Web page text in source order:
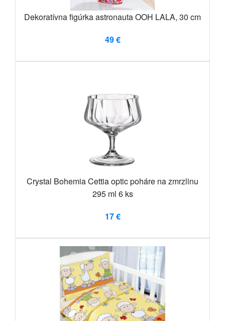
Dekoratívna figúrka astronauta OOH LALA, 30 cm
49 €
Crystal Bohemia Cettia optic poháre na zmrzlinu
295 ml 6 ks
17 €